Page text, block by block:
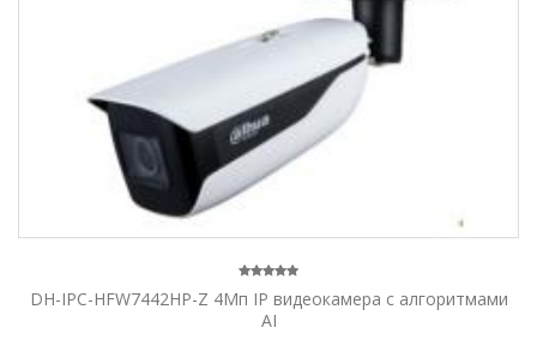
DH-IPC-HFW7442HP-Z 4Мп IP видеокамера с алгоритмами
AI